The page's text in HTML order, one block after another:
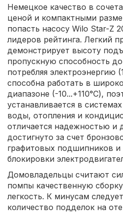
Немецкое качество в
ценой и компактными
попасть насосу Wilo Star-Z
лидеров рейтинга. Легкий
демонстрирует высоту
пропускную способность
потребляя электроэнергию
способна работать в
диапазоне (-10...+110°С),
устанавливается в
воды, отопления и
отличается надежностью и
достигнуто за счет
графитовых подшипников и
блокировки
Домовладельцы считают
помпы качественную
легкость. К минусам
количество подделок на